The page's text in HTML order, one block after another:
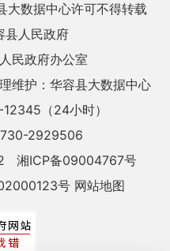
大数据中心许可不得转载
县人民政府
民政府办公室
维护：华容县大数据中心
（24小时）
2929506
湘ICP备09004767号
号 网站地图